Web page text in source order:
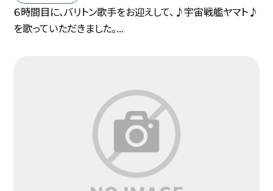
６時間目に、バリトン歌手をお迎えして、♪宇宙戦艦ヤマト♪
を歌っていただきました。...